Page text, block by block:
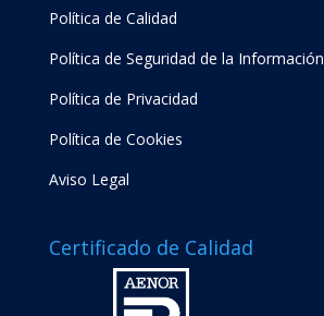
Política de Calidad
Política de Seguridad de la Información
Política de Privacidad
Política de Cookies
Aviso Legal
Certificado de Calidad